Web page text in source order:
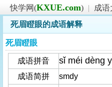
快学网(KXUE.com) |
成语
死眉瞪眼的成语解释
死眉瞪眼
成语拼音 sǐ méi dèng
成语简拼
smdy